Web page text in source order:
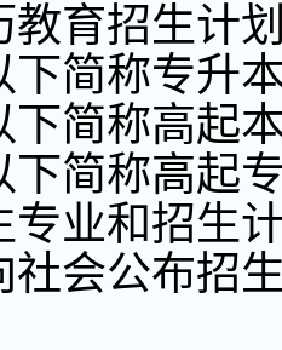
教育招生计
下简称专升
下简称高起
下简称高起
专业和招生
社会公布招